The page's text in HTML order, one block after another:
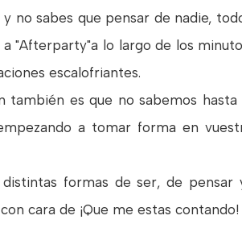
no sabes que pensar de nadie,
"Afterparty"a lo largo de los
escalofriantes.
es que no sabemos
a tomar forma en
formas de ser, de
cara de ¡Que me estas